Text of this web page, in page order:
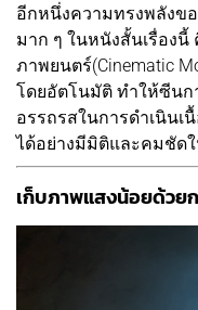
อีกหนึ่งความทรงพลังขอ
มาก ๆ ในหนังสั้นเรื่อง
ภาพยนตร์(Cinematic
โดยอัตโนมัติ ทำให้ซีนก
อรรถรสในการดำเนินเ
ได้อย่างมีมิติและคมชัด
เก็บภาพแสงน้อยด้วย